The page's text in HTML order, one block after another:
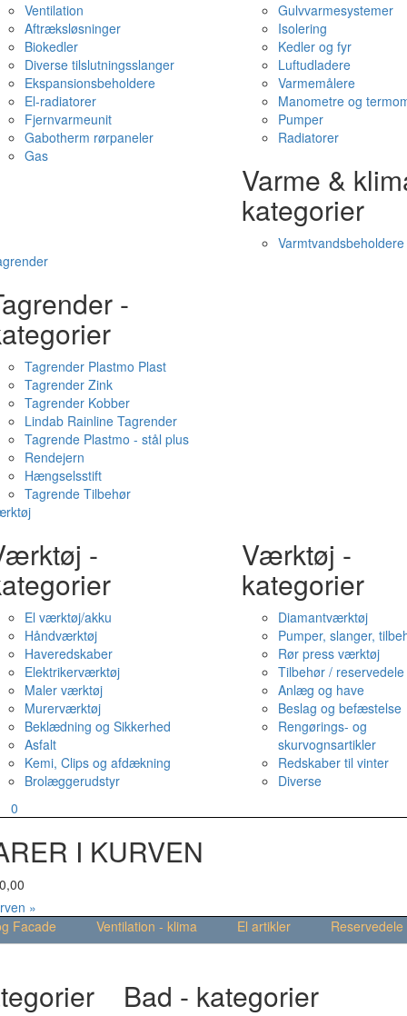
Ventilation
Aftræksløsninger
Biokedler
Diverse tilslutningsslanger
Ekspansionsbeholdere
El-radiatorer
Fjernvarmeunit
Gabotherm rørpaneler
Gas
Gulvvarmesystemer
Isolering
Kedler og fyr
Luftudladere
Varmemålere
Manometre og
Pumper
Radiatorer
Varme &
kategorier
Varmtvandsbeholdere
-
Tagrender Plastmo Plast
Tagrender Zink
Tagrender Kobber
Lindab Rainline Tagrender
Tagrende Plastmo - stål plus
Rendejern
Hængselsstift
Tagrende Tilbehør
-
El værktøj/akku
Håndværktøj
Haveredskaber
Elektrikerværktøj
Maler værktøj
Murerværktøj
Beklædning og Sikkerhed
Asfalt
Kemi, Clips og afdækning
Brolæggerudstyr
Værktøj -
kategorier
Diamantværktøj
Pumper, slanger,
Rør press værktøj
Tilbehør / reservedele
Anlæg og have
Beslag og befæstelse
Rengørings- og
skurvognsartikler
Redskaber til vinter
Diverse
0
I KURVEN
0,00
»
Facade Ventilation - klima El artikler
Reservedele
Bad - kategorier